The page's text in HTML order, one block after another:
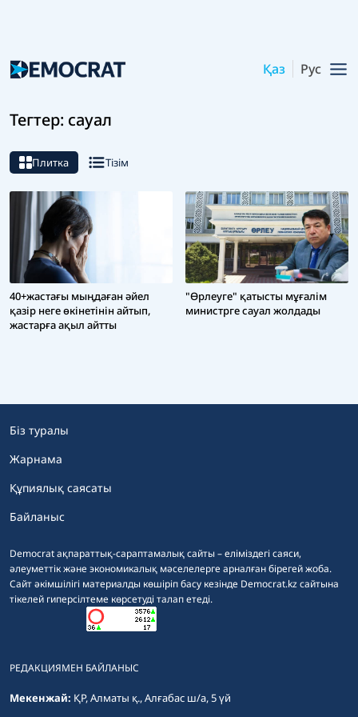
Қаз Рус
Тегтер: сауал
Плитка Тізім
40+жастағы мыңдаған әйел
қазір неге өкінетінін айтып,
жастарға ақыл айтты
"Өрлеуге" қатысты мұғалім
министрге сауал жолдады
Democrat ақпараттық-сараптамалық сайты – еліміздегі саяси,
әлеуметтік және экономикалық мәселелерге арналған бірегей жоба.
Сайт әкімшілігі материалды көшіріп басу кезінде Democrat.kz сайтына
тікелей гиперсілтеме көрсетуді талап етеді.
Біз туралы
Жарнама
Құпиялық саясаты
Байланыс
РЕДАКЦИЯМЕН БАЙЛАНЫС
Мекенжай: ҚР, Алматы қ., Алғабас ш/а, 5 үй